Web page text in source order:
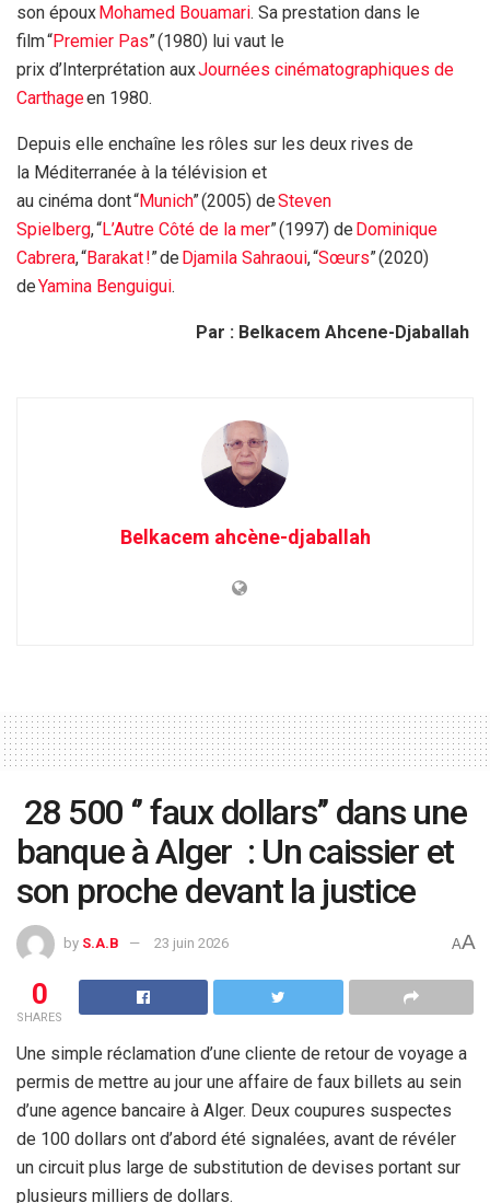
son épouxMohamed Bouamari. Sa prestation dans le
film “Premier Pas” (1980) lui vaut le
prix d’Interprétation auxJournées cinématographiques de
Carthageen 1980.
Depuis elle enchaîne les rôles sur les deux rives de
la Méditerranée à la télévision et
au cinéma dont “Munich” (2005) deSteven
Spielberg, “L’Autre Côté de la mer” (1997) de Dominique
Cabrera, “Barakat !” de Djamila Sahraoui, “Sœurs” (2020)
deYamina Benguigui.
Par : Belkacem Ahcene-Djaballah
Belkacem ahcène-djaballah
28 500 ‘’ faux dollars’’ dans une
banque à Alger : Un caissier et
son proche devant la justice
by S.A.B 23 juin 2026 AA
0
SHARES
Une simple réclamation d’une cliente de retour de voyage a
permis de mettre au jour une affaire de faux billets au sein
d’une agence bancaire à Alger. Deux coupures suspectes
de 100 dollars ont d’abord été signalées, avant de révéler
un circuit plus large de substitution de devises portant sur
plusieurs milliers de dollars.